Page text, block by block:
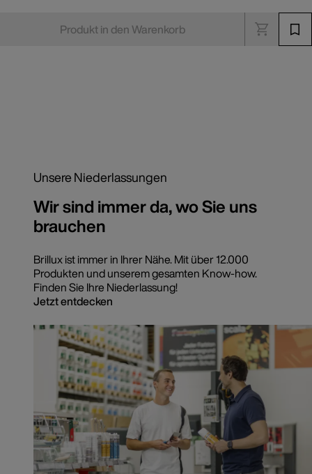
Produkt in den Warenkorb
Unsere Niederlassungen
Wir sind immer da, wo Sie uns
brauchen
Brillux ist immer in Ihrer Nähe. Mit über 12.000
Produkten und unserem gesamten Know-how.
Finden Sie Ihre Niederlassung!
Jetzt entdecken